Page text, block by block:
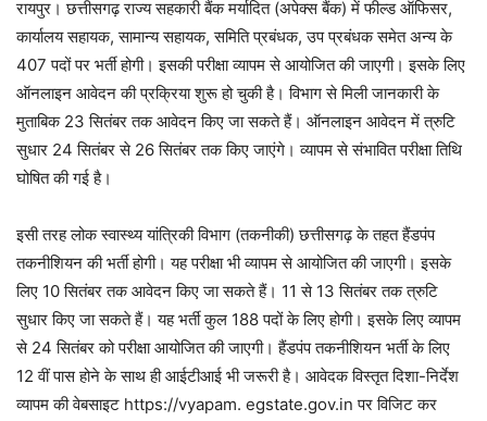
रायपुर। छत्तीसगढ़ राज्य सहकारी बैंक मर्यादित (अपेक्स बैंक) में फील्ड ऑफिसर,
कार्यालय सहायक, सामान्य सहायक, समिति प्रबंधक, उप प्रबंधक समेत अन्य के
407 पदों पर भर्ती होगी। इसकी परीक्षा व्यापम से आयोजित की जाएगी। इसके लिए
ऑनलाइन आवेदन की प्रक्रिया शुरू हो चुकी है। विभाग से मिली जानकारी के
मुताबिक 23 सितंबर तक आवेदन किए जा सकते हैं। ऑनलाइन आवेदन में त्रुटि
सुधार 24 सितंबर से 26 सितंबर तक किए जाएंगे। व्यापम से संभावित परीक्षा तिथि
घोषित की गई है।
इसी तरह लोक स्वास्थ्य यांत्रिकी विभाग (तकनीकी) छत्तीसगढ़ के तहत हैंडपंप
तकनीशियन की भर्ती होगी। यह परीक्षा भी व्यापम से आयोजित की जाएगी। इसके
लिए 10 सितंबर तक आवेदन किए जा सकते हैं। 11 से 13 सितंबर तक त्रुटि
सुधार किए जा सकते हैं। यह भर्ती कुल 188 पदों के लिए होगी। इसके लिए व्यापम
से 24 सितंबर को परीक्षा आयोजित की जाएगी। हैंडपंप तकनीशियन भर्ती के लिए
12 वीं पास होने के साथ ही आईटीआई भी जरूरी है। आवेदक विस्तृत दिशा-निर्देश
व्यापम की वेबसाइट https://vyapam. egstate.gov.in पर विजिट कर